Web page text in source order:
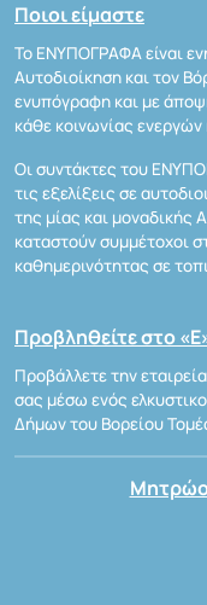
Ποιοι είμαστε
Το ΕΝΥΠΟΓΡΑΦΑ είναι
Αυτοδιοίκηση και τον
ενυπόγραφη και με
κάθε κοινωνίας
Οι συντάκτες του
τις εξελίξεις σε
της μίας και μοναδικής
καταστούν συμμέτοχοι
καθημερινότητας σε
Προβληθείτε στο
Προβάλλετε την
σας μέσω ενός
Δήμων του Βορείου
Μητρώο